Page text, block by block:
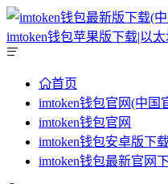
首页
imtoken钱包官网(中国
imtoken钱包官网
imtoken钱包安卓版下
imtoken钱包最新官网